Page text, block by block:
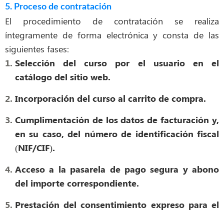
5. Proceso de contratación
El procedimiento de contratación se realiza
íntegramente de forma electrónica y consta de las
siguientes fases:
Selección del curso por el usuario en el
catálogo del sitio web.
Incorporación del curso al carrito de compra.
Cumplimentación de los datos de facturación y,
en su caso, del número de identificación fiscal
(NIF/CIF).
Acceso a la pasarela de pago segura y abono
del importe correspondiente.
Prestación del consentimiento expreso para el